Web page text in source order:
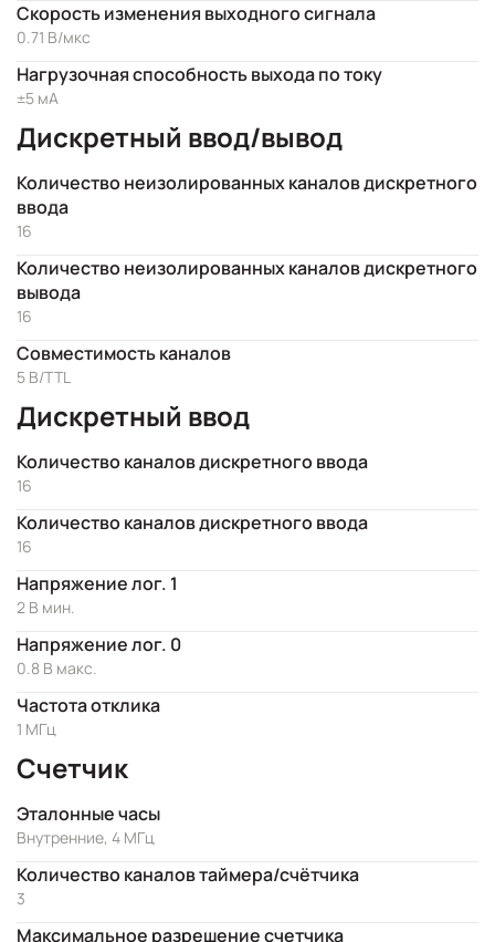
Скорость изменения выходного сигнала
0.71 В/мкс
Нагрузочная способность выхода по току
±5 мА
Дискретный ввод/вывод
Количество неизолированных каналов дискретного
ввода
16
Количество неизолированных каналов дискретного
вывода
16
Совместимость каналов
5 В/TTL
Дискретный ввод
Количество каналов дискретного ввода
16
Количество каналов дискретного ввода
16
Напряжение лог. 1
2 В мин.
Напряжение лог. 0
0.8 В макс.
Частота отклика
1 МГц
Счетчик
Эталонные часы
Внутренние, 4 МГц
Количество каналов таймера/счётчика
3
Максимальное разрешение счетчика